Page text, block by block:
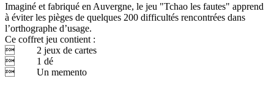
Imaginé et fabriqué en Auvergne, le jeu "Tchao les fautes" apprend
à éviter les pièges de quelques 200 difficultés rencontrées dans
l’orthographe d’usage.
Ce coffret jeu contient :
 2 jeux de cartes
 1 dé
 Un memento